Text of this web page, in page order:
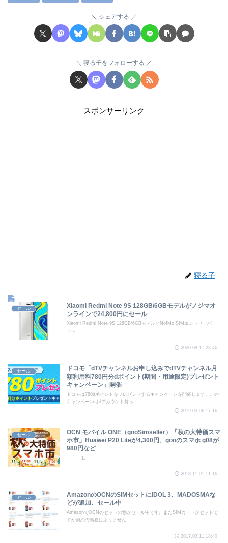
シェアする
寝る子をフォローする
スポンサーリンク
寝る子
セール
Xiaomi Redmi Note 9S 128GB/6GBモデルがノジマオ
ンラインで24,800円にセール
Xiaomi Redmi Note 9S 128GB/6GBモデルとNofMo SIMエントリーパ
ッ...
2020.08.11 23:46
セール
ドコモ「dTVチャンネルお申し込みでdTVチャンネル月
額利用料780円分dポイント(期間・用途限定)プレゼント
キャンペーン」開催
ドコモは780dポイントをプレゼントするキャンペーンを開催します。この
キャンペーンはdアカウント持っ...
2019.03.06 17:16
セール
OCN モバイル ONE（gooSimseller）「秋の大特価スマ
ホ市」Huawei P20 Liteが4,300円、gooのスマホ g08が
980円など
2018.11.01 11:16
セール
AmazonのOCNのSIMセットにIDOL 3、MADOSMAな
どが追加、セール中
AmazonでOCNのセットの物がセール中です。またSIMカードがセットで
すが契約の義務はありません...
2017.03.11 18:40